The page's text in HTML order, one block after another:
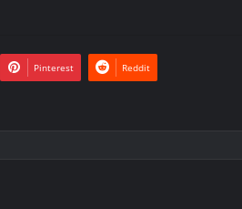
Pinterest Reddit